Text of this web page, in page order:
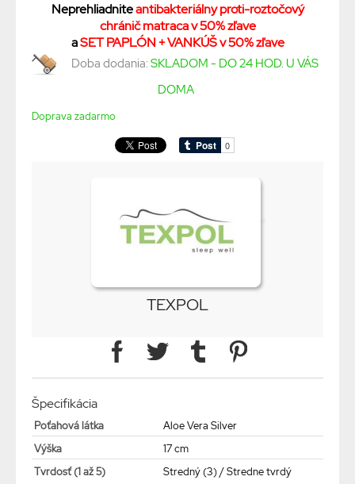
Neprehliadniteantibakteriálny proti-roztočový
chránič matraca v 50% zľave
aSET PAPLÓN + VANKÚŠ v 50% zľave
Doba dodania: SKLADOM - DO 24 HOD. U VÁS
DOMA
Doprava zadarmo
TEXPOL
Špecifikácia
Poťahová látka
Aloe Vera Silver
Výška
17 cm
Tvrdosť (1 až 5)
Stredný (3) / Stredne tvrdý